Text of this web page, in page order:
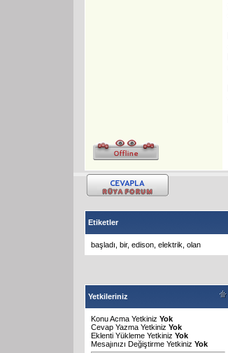
Etiketler
başladı bir, edison elektrik olan
Yetkileriniz
Konu Acma Yetkiniz Yok
Cevap Yazma Yetkiniz Yok
Eklenti Yükleme Yetkiniz Yok
Mesajınızı Değiştirme Yetkiniz Yok